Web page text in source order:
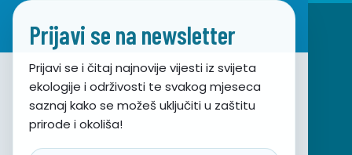
Prijavi se na newsletter
Prijavi se i čitaj najnovije vijesti iz svijeta
ekologije i održivosti te svakog mjeseca
saznaj kako se možeš uključiti u zaštitu
prirode i okoliša!
Udruga za prirodu, okoliš i održivi razvoj Sunce
Obala hrvatskog narodnog preporoda 7
21000 Split, Hrvatska